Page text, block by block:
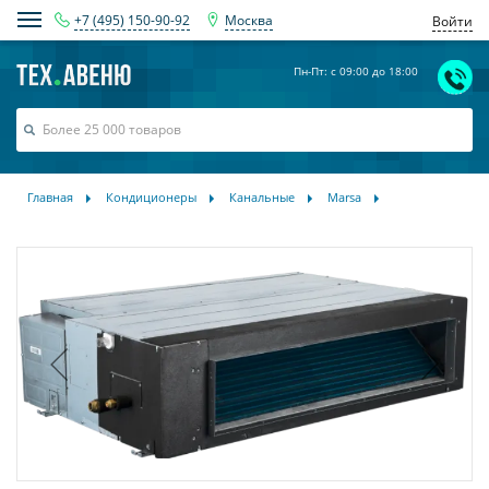
+7 (495) 150-90-92 Москва Войти
Пн-Пт: с 09:00 до 18:00
Главная Кондиционеры Канальные Marsa